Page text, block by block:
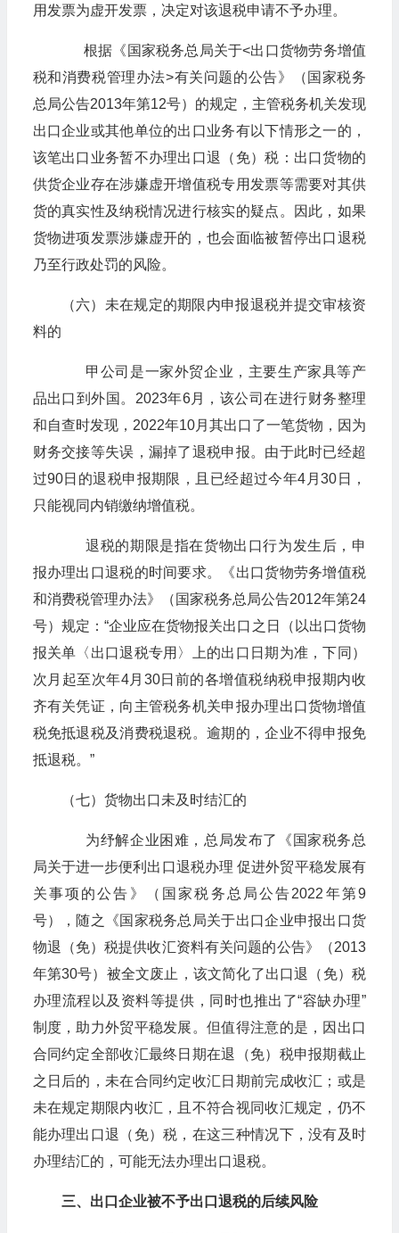
用发票为虚开发票，决定对该退税申请不予办理。
根据《国家税务总局关于<出口货物劳务增值
税和消费税管理办法>有关问题的公告》（国家税务
总局公告2013年第12号）的规定，主管税务机关发现
出口企业或其他单位的出口业务有以下情形之一的，
该笔出口业务暂不办理出口退（免）税：出口货物的
供货企业存在涉嫌虚开增值税专用发票等需要对其供
货的真实性及纳税情况进行核实的疑点。因此，如果
货物进项发票涉嫌虚开的，也会面临被暂停出口退税
乃至行政处罚的风险。
（六）未在规定的期限内申报退税并提交审核资
料的
甲公司是一家外贸企业，主要生产家具等产
品出口到外国。2023年6月，该公司在进行财务整理
和自查时发现，2022年10月其出口了一笔货物，因为
财务交接等失误，漏掉了退税申报。由于此时已经超
过90日的退税申报期限，且已经超过今年4月30日，
只能视同内销缴纳增值税。
退税的期限是指在货物出口行为发生后，申
报办理出口退税的时间要求。《出口货物劳务增值税
和消费税管理办法》（国家税务总局公告2012年第24
号）规定：“企业应在货物报关出口之日（以出口货物
报关单〈出口退税专用〉上的出口日期为准，下同）
次月起至次年4月30日前的各增值税纳税申报期内收
齐有关凭证，向主管税务机关申报办理出口货物增值
税免抵退税及消费税退税。逾期的，企业不得申报免
抵退税。”
（七）货物出口未及时结汇的
为纾解企业困难，总局发布了《国家税务总
局关于进一步便利出口退税办理 促进外贸平稳发展有
关事项的公告》（国家税务总局公告2022年第9
号），随之《国家税务总局关于出口企业申报出口货
物退（免）税提供收汇资料有关问题的公告》（2013
年第30号）被全文废止，该文简化了出口退（免）税
办理流程以及资料等提供，同时也推出了“容缺办理”
制度，助力外贸平稳发展。但值得注意的是，因出口
合同约定全部收汇最终日期在退（免）税申报期截止
之日后的，未在合同约定收汇日期前完成收汇；或是
未在规定期限内收汇，且不符合视同收汇规定，仍不
能办理出口退（免）税，在这三种情况下，没有及时
办理结汇的，可能无法办理出口退税。
三、出口企业被不予出口退税的后续风险